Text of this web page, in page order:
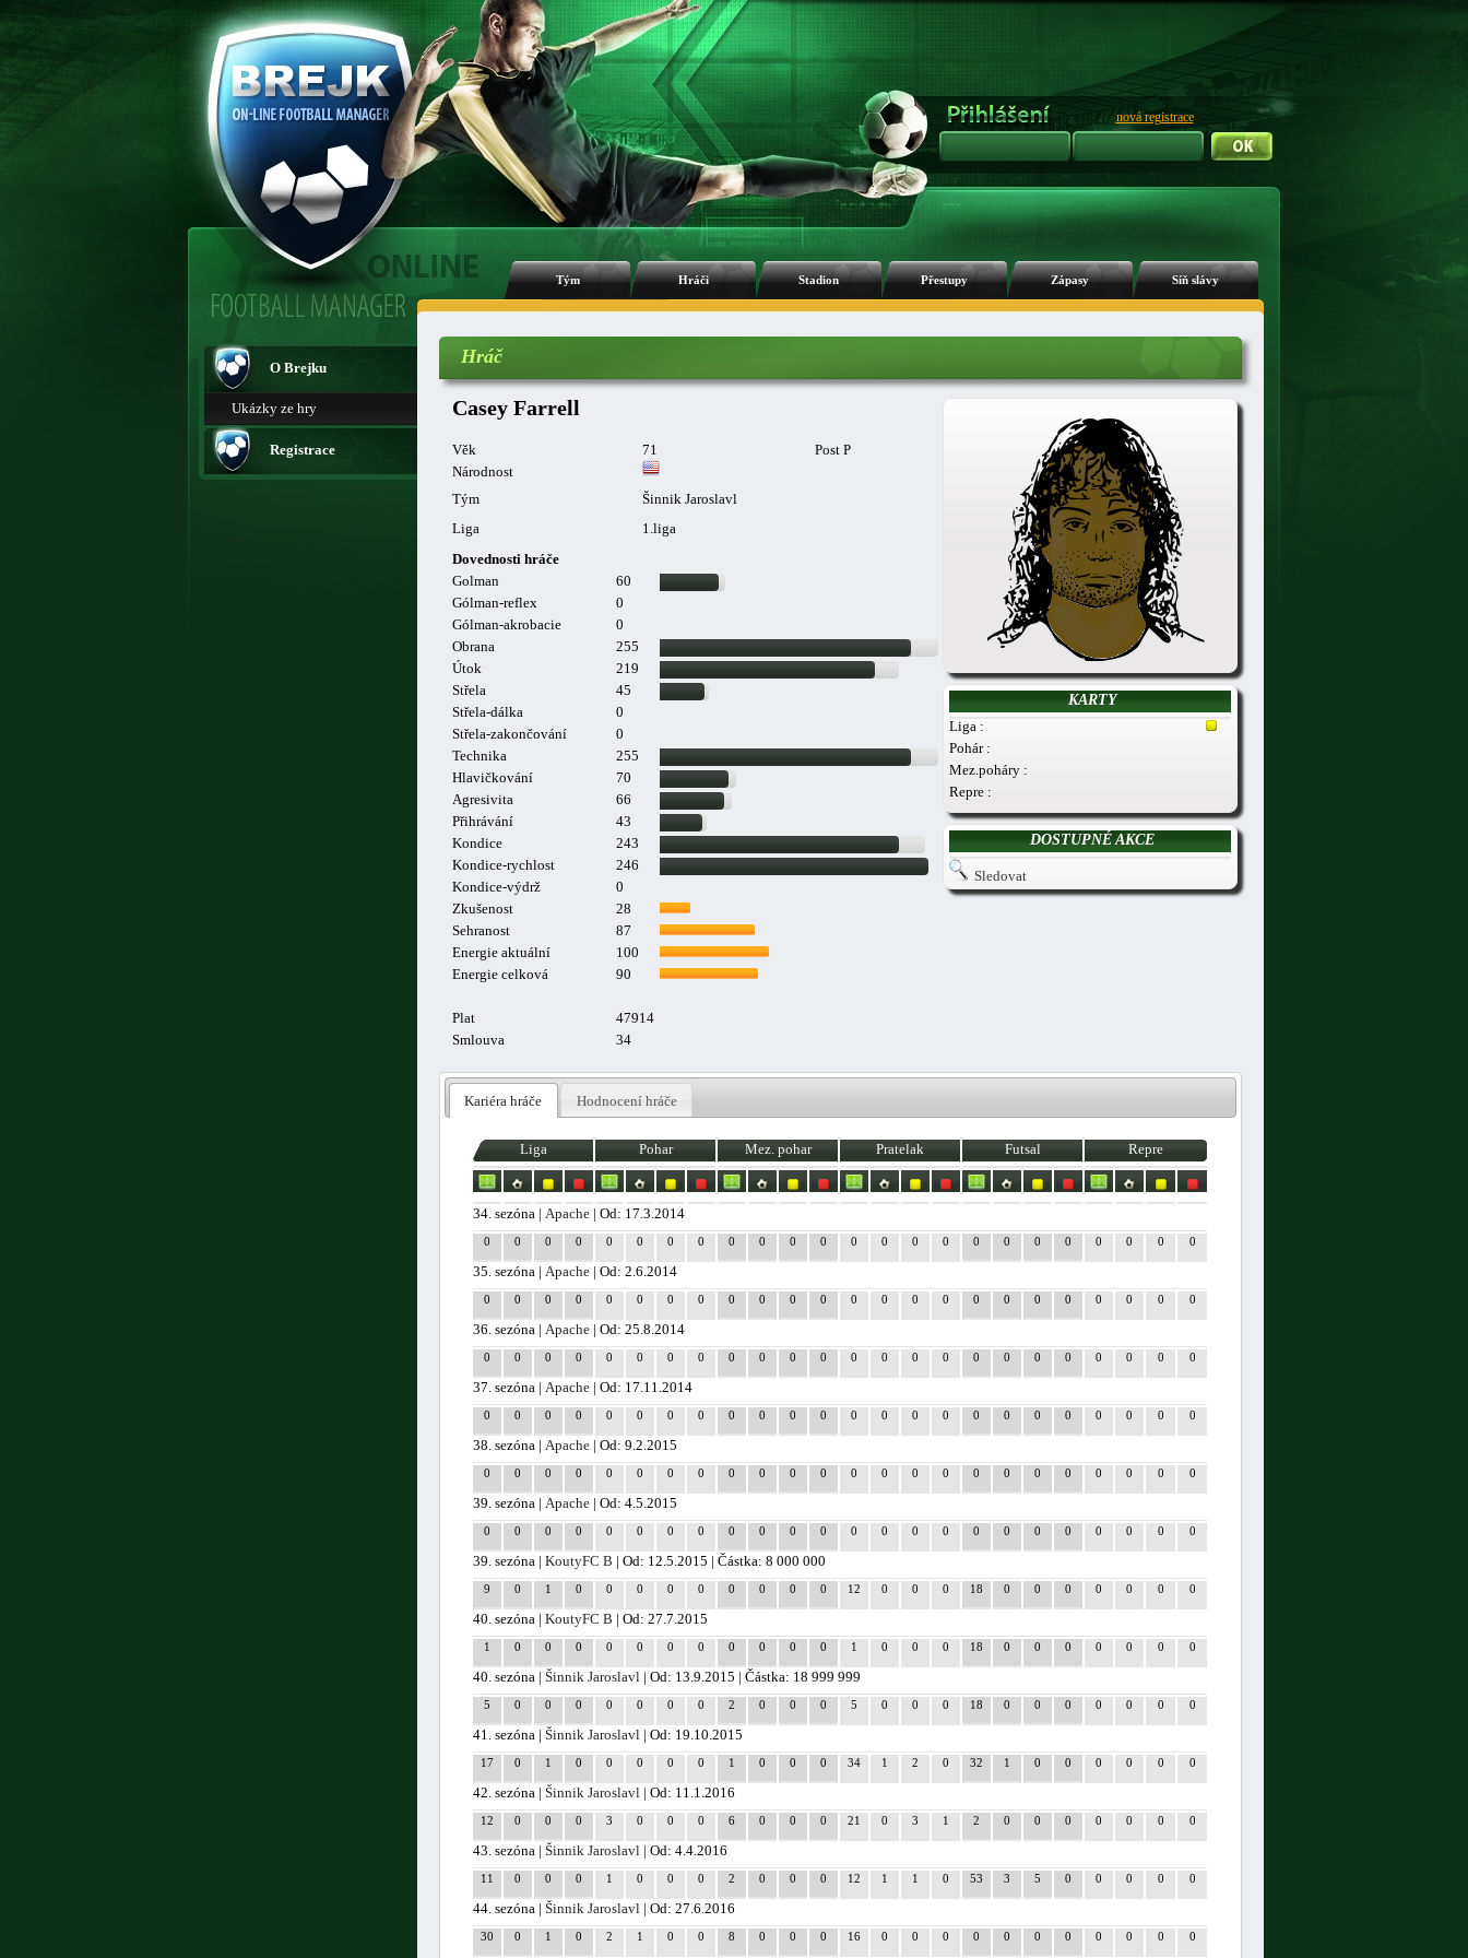
nová registrace
Tým Hráči Stadion Přestupy Zápasy Síň slávy
O Brejku
Ukázky ze hry
Registrace
Hráč
Casey Farrell
Věk 71
Post P
Národnost
Tým
Šinnik Jaroslavl
Liga
1.liga
Dovednosti hráče
Golman
60
Gólman-reflex
0
Gólman-akrobacie
0
Obrana
255
Útok
219
Střela
45
Střela-dálka
0
Střela-zakončování
0
Technika
255
Hlavičkování
70
Agresivita
66
Přihrávání
43
Kondice
243
Kondice-rychlost
246
Kondice-výdrž
0
Zkušenost
28
Sehranost
87
Energie aktuální
100
Energie celková
90
Plat
47914
Smlouva
34
KARTY
Liga :
Pohár :
Mez.poháry :
Repre :
DOSTUPNÉ AKCE
Sledovat
Kariéra hráče Hodnocení hráče
Liga Pohar Mez. pohar Pratelak Futsal Repre
34. sezóna | Apache | Od: 17.3.2014
0 0 0 0 0 0 0 0 0 0 0 0 0 0 0 0 0 0 0 0 0 0 0 0
35. sezóna | Apache | Od: 2.6.2014
0 0 0 0 0 0 0 0 0 0 0 0 0 0 0 0 0 0 0 0 0 0 0 0
36. sezóna | Apache | Od: 25.8.2014
0 0 0 0 0 0 0 0 0 0 0 0 0 0 0 0 0 0 0 0 0 0 0 0
37. sezóna | Apache | Od: 17.11.2014
0 0 0 0 0 0 0 0 0 0 0 0 0 0 0 0 0 0 0 0 0 0 0 0
38. sezóna | Apache | Od: 9.2.2015
0 0 0 0 0 0 0 0 0 0 0 0 0 0 0 0 0 0 0 0 0 0 0 0
39. sezóna | Apache | Od: 4.5.2015
0 0 0 0 0 0 0 0 0 0 0 0 0 0 0 0 0 0 0 0 0 0 0 0
39. sezóna |KoutyFC B | Od: 12.5.2015 | Částka: 8 000 000
9 0 1 0 0 0 0 0 0 0 0 0 12 0 0 0 18 0 0 0 0 0 0 0
40. sezóna |KoutyFC B | Od: 27.7.2015
1 0 0 0 0 0 0 0 0 0 0 0 1 0 0 0 18 0 0 0 0 0 0 0
40. sezóna |Šinnik Jaroslavl | Od: 13.9.2015 | Částka: 18 999 999
5 0 0 0 0 0 0 0 2 0 0 0 5 0 0 0 18 0 0 0 0 0 0 0
41. sezóna |Šinnik Jaroslavl | Od: 19.10.2015
17 0 1 0 0 0 0 0 1 0 0 0 34 1 2 0 32 1 0 0 0 0 0 0
42. sezóna |Šinnik Jaroslavl | Od: 11.1.2016
12 0 0 0 3 0 0 0 6 0 0 0 21 0 3 1 2 0 0 0 0 0 0 0
43. sezóna |Šinnik Jaroslavl | Od: 4.4.2016
11 0 0 0 1 0 0 0 2 0 0 0 12 1 1 0 53 3 5 0 0 0 0 0
44. sezóna |Šinnik Jaroslavl | Od: 27.6.2016
30 0 1 0 2 1 0 0 8 0 0 0 16 0 0 0 0 0 0 0 0 0 0 0